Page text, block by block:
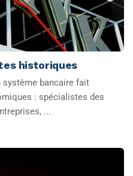
historiques
système bancaire fait
: spécialistes des
...